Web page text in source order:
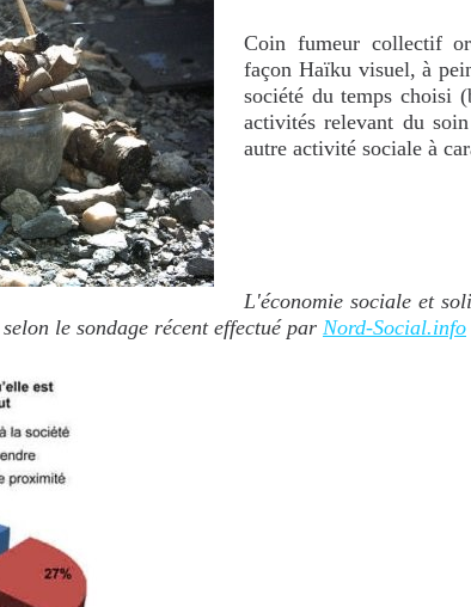
Coin fumeur collectif
façon Haïku visuel, à
société du temps choisi
activités relevant du
autre activité sociale à
L'économie sociale et
le sondage récent effectué par Nord-Social.info